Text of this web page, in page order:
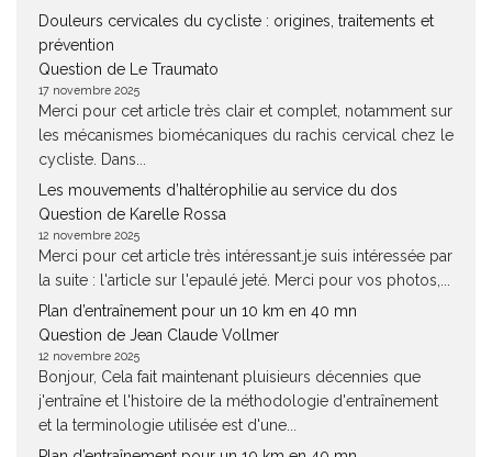
Douleurs cervicales du cycliste : origines, traitements et
prévention
Question de Le Traumato
17 novembre 2025
Merci pour cet article très clair et complet, notamment sur
les mécanismes biomécaniques du rachis cervical chez le
cycliste. Dans...
Les mouvements d’haltérophilie au service du dos
Question de Karelle Rossa
12 novembre 2025
Merci pour cet article très intéressant.je suis intéressée par
la suite : l'article sur l'epaulé jeté. Merci pour vos photos,...
Plan d’entraînement pour un 10 km en 40 mn
Question de Jean Claude Vollmer
12 novembre 2025
Bonjour, Cela fait maintenant pluisieurs décennies que
j'entraîne et l'histoire de la méthodologie d'entraînement
et la terminologie utilisée est d'une...